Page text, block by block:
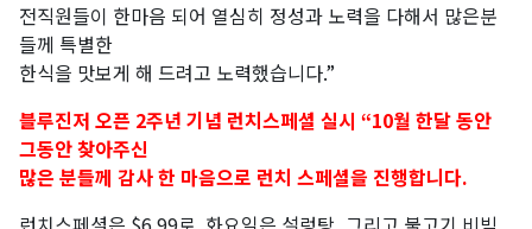
전직원들이 한마음 되어 열심히 정성과 노력을 다해서 많은분
들께 특별한
한식을 맛보게 해 드려고 노력했습니다.”
블루진저 오픈 2주년 기념 런치스페셜 실시 “10월 한달 동안
그동안 찾아주신
많은 분들께 감사 한 마음으로 런치 스페셜을 진행합니다.